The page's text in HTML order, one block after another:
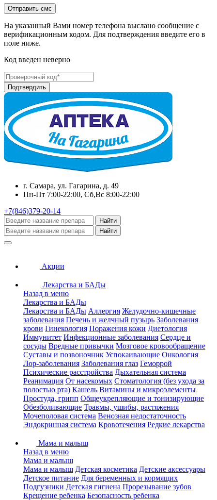
На указанный Вами номер телефона выслано сообщение с
верификационным кодом. Для подтверждения введите его в
поле ниже.
Код введен неверно
г. Самара, ул. Гагарина, д. 49
Пн-Пт 7:00-22:00, Сб,Вс 8:00-22:00
+7(846)379-20-14
Найти
Найти
Акции
Лекарства и БАДы
Назад в меню
Лекарства и БАДы
Лекарства и БАДы Аллергия Желудочно-кишечные
заболевания Печень и желчный пузырь Заболевания
крови Гинекология Поражения кожи Диетология
Иммунитет Инфекционные заболевания Сердце и
сосуды Вредные привычки Мозговое кровообращение
Суставы и позвоночник Успокаивающие Онкология
Лор-заболевания Заболевания глаз Геморрой
Психические расстройства Дыхательная система
Реанимация От насекомых Стоматология (без ухода за
полостью рта) Кашель Витамины и микроэлементы
Простуда, грипп Общеукрепляющие и тонизирующие
Обезболивающие Травмы, ушибы, растяжения
Мочеполовая система Венозная недостаточность
Эндокринная система Кровотечения Редкие лекарства
Мама и малыш
Назад в меню
Мама и малыш
Мама и малыш Детская косметика Детские аксессуары
Детское питание Для беременных и кормящих
Подгузники Детская гигиена Прорезывание зубов
Крещение ребенка Безопасность ребенка